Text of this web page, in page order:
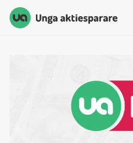
Unga Aktiesparare